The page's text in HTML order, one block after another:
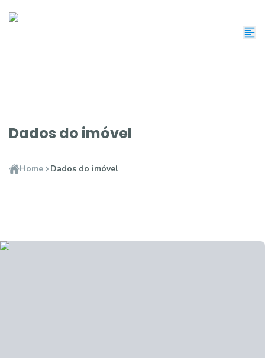
Dados do imóvel
Home Dados do imóvel